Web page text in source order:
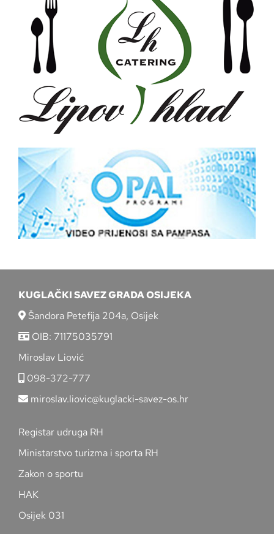
KUGLAČKI SAVEZ GRADA OSIJEKA
Šandora Petefija 204a, Osijek
OIB: 71175035791
Miroslav Liović
098-372-777
miroslav.liovic@kuglacki-savez-os.hr
Registar udruga RH
Ministarstvo turizma i sporta RH
Zakon o sportu
HAK
Osijek 031